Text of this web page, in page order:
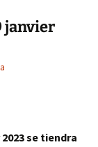
janvier
se tiendra